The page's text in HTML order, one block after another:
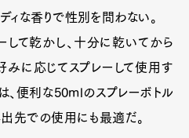
ィな香りで性別を問わない。
して乾かし、十分に乾いてから
みに応じてスプレーして使用す
、便利な50mlのスプレーボトル
出先での使用にも最適だ。